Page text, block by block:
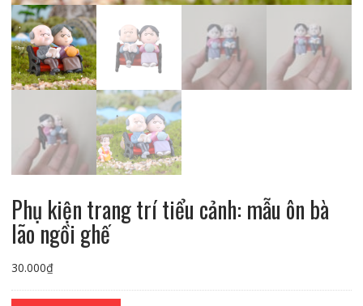
Phụ kiện trang trí tiểu cảnh: mẫu ôn bà
lão ngồi ghế
30.000₫